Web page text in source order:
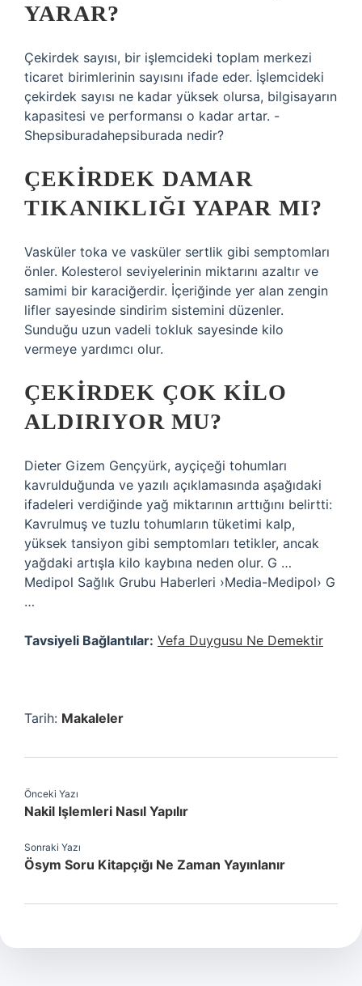
YARAR?
Çekirdek sayısı, bir işlemcideki toplam merkezi
ticaret birimlerinin sayısını ifade eder. İşlemcideki
çekirdek sayısı ne kadar yüksek olursa, bilgisayarın
kapasitesi ve performansı o kadar artar. -
Shepsiburadahepsiburada nedir?
ÇEKIRDEK DAMAR
TIKANIKLIĞI YAPAR MI?
Vasküler toka ve vasküler sertlik gibi semptomları
önler. Kolesterol seviyelerinin miktarını azaltır ve
samimi bir karaciğerdir. İçeriğinde yer alan zengin
lifler sayesinde sindirim sistemini düzenler.
Sunduğu uzun vadeli tokluk sayesinde kilo
vermeye yardımcı olur.
ÇEKIRDEK ÇOK KILO
ALDIRIYOR MU?
Dieter Gizem Gençyürk, ayçiçeği tohumları
kavrulduğunda ve yazılı açıklamasında aşağıdaki
ifadeleri verdiğinde yağ miktarının arttığını belirtti:
Kavrulmuş ve tuzlu tohumların tüketimi kalp,
yüksek tansiyon gibi semptomları tetikler, ancak
yağdaki artışla kilo kaybına neden olur. G …
Medipol Sağlık Grubu Haberleri ›Media-Medipol› G
…
Tavsiyeli Bağlantılar: Vefa Duygusu Ne Demektir
Tarih: Makaleler
Önceki Yazı
Nakil Işlemleri Nasıl Yapılır
Sonraki Yazı
Ösym Soru Kitapçığı Ne Zaman Yayınlanır